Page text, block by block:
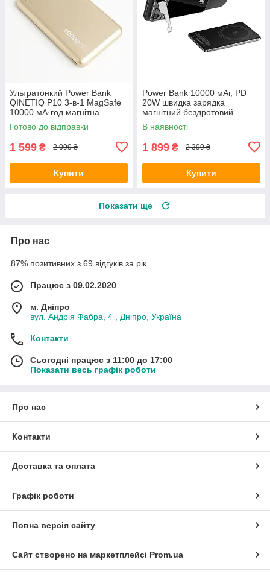
Ультратонкий Power Bank
QINETIQ P10 3-в-1 MagSafe
10000 мА·год магнітна
бездротова зарядка 20 Вт
для iPhone Золотий
Готово до відправки
1 599 ₴ 2 099 ₴
Купити
Power Bank 10000 мАг, PD
20W швидка зарядка
магнітний бездротовий
зарядний пристрій зі
світлодіодним дисплеєм
В наявності
1 899 ₴ 2 399 ₴
Купити
Показати ще
Про нас
87% позитивних з 69 відгуків за рік
Працює з 09.02.2020
м. Дніпро
вул. Андрія Фабра, 4 , Дніпро, Україна
Контакти
Сьогодні працює з 11:00 до 17:00
Показати весь графік роботи
Про нас
Контакти
Доставка та оплата
Графік роботи
Повна версія сайту
Сайт створено на маркетплейсі Prom.ua